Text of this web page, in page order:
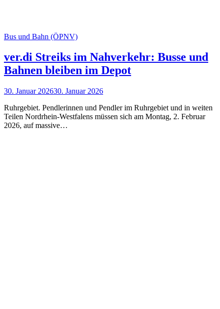
Bus und Bahn (ÖPNV)
ver.di Streiks im Nahverkehr: Busse und
Bahnen bleiben im Depot
30. Januar 202630. Januar 2026
Ruhrgebiet. Pendlerinnen und Pendler im Ruhrgebiet und in weiten
Teilen Nordrhein-Westfalens müssen sich am Montag, 2. Februar
2026, auf massive…